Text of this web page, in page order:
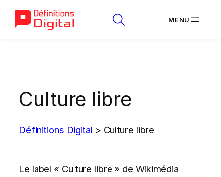
Culture libre
Définitions Digital > Culture libre
Le label « Culture libre » de Wikimédia